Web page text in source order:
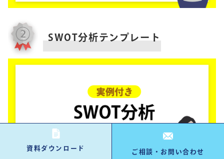
SWOT分析テンプレート
資料ダウンロード
ご相談・お問い合わせ